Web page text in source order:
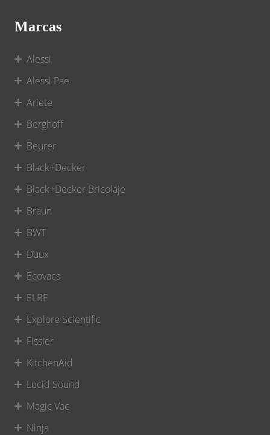
Marcas
Alessi
Alessi Pae
Ariete
Berghoff
Beurer
Black+Decker
Black+Decker Bricolaje
Braun
BWT
Duux
Ecovacs
ELBE
Explore Scientific
Fissler
KitchenAid
Lucid Sound
Magic Vac
Ninja